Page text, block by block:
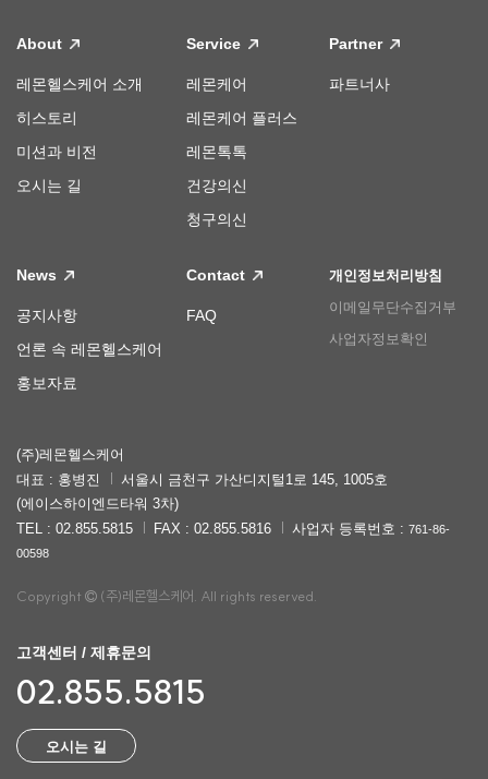
About
레몬헬스케어 소개
히스토리
미션과 비전
오시는 길
Service
레몬케어
레몬케어 플러스
레몬톡톡
건강의신
청구의신
Partner
파트너사
News
공지사항
언론 속 레몬헬스케어
홍보자료
Contact
FAQ
개인정보처리방침
이메일무단수집거부
사업자정보확인
(주)레몬헬스케어
대표 : 홍병진
서울시 금천구 가산디지털1로 145, 1005호
(에이스하이엔드타워 3차)
TEL : 02.855.5815
FAX : 02.855.5816 사업자 등록번호 : 761-86-
00598
Copyright (주)레몬헬스케어. All rights reserved.
고객센터 / 제휴문의
02.855.5815
오시는 길